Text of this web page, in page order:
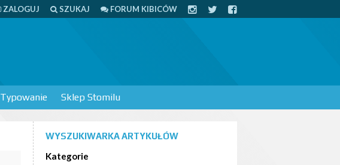
ZALOGUJ SZUKAJ FORUM KIBICÓW
Typowanie Sklep Stomilu
WYSZUKIWARKA ARTYKUŁÓW
Kategorie